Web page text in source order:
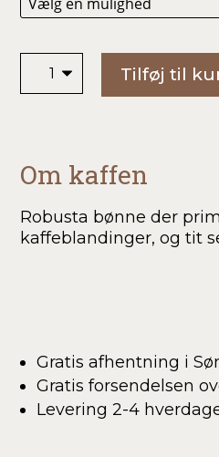
Parchment
Tilføj til
Om kaffen
Robusta bønne der
kaffeblandinger, og tit
Gratis afhentning i
Gratis forsendelsen
Levering 2-4